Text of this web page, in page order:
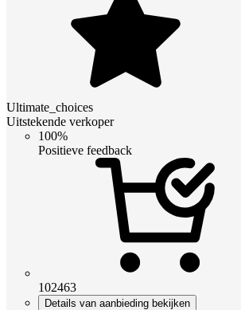
Ultimate_choices
Uitstekende verkoper
100%
Positieve feedback
102463
Details van aanbieding bekijken